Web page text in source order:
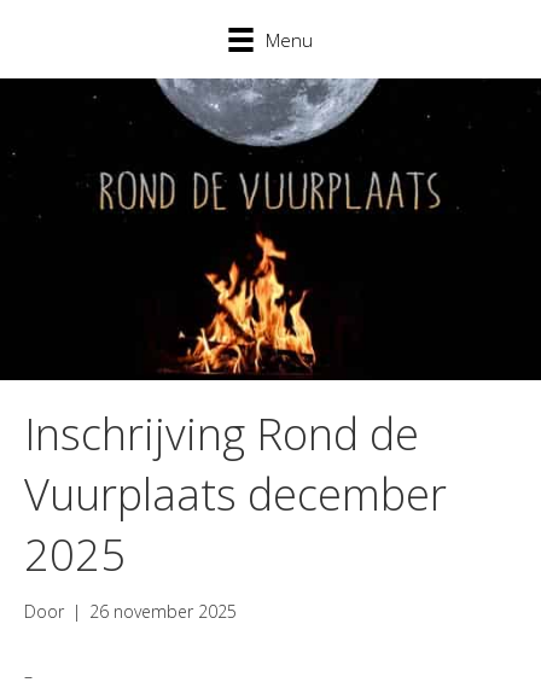
Menu
Inschrijving Rond de
Vuurplaats december
2025
Door | 26 november 2025
–